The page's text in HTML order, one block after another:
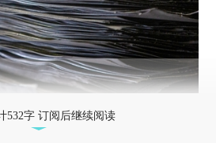
532字 订阅后继续阅读